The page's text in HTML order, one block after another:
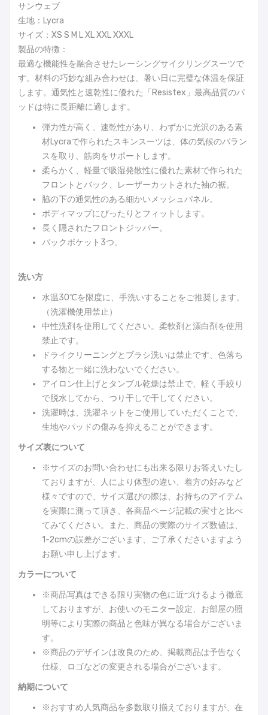
サンウェブ
生地：Lycra
サイズ：XS S M L XL XXL XXXL
製品の特徴：
最適な機能性を融合させたレーシングサイクリングスーツで
す。材料の巧妙な組み合わせは、暑い日に完璧な体温を保証
します。通気性と速乾性に優れた「Resistex」最高品質のパ
ッドは特に長距離に適します。
弾力性が高く、速乾性があり、わずかに光沢のある素
材Lycraで作られたスキンスーツは、体の気候のバラン
スを取り、筋肉をサポートします。
柔らかく、軽量で吸湿発散性に優れた素材で作られた
フロントとバック、レーザーカットされた袖の裾。
脇の下の通気性のある細かいメッシュパネル。
ボディマップにぴったりとフィットします。
長く隠されたフロントジッパー。
バックポケット3つ。
洗い方
水温30℃を限度に、手洗いすることをご推奨します。
（洗濯機使用禁止）
中性洗剤を使用してください。柔軟剤と漂白剤を使用
禁止です。
ドライクリーニングとブラシ洗いは禁止です、色落ち
する物と一緒に洗わないでください。
アイロン仕上げとタンブル乾燥は禁止で、軽く手絞り
で脱水してから、つり干しで干してください。
洗濯時は、洗濯ネットをご使用していただくことで、
生地やパッドの傷みを抑えることができます。
サイズ表について
※サイズのお問い合わせにも出来る限りお答えいたし
ておりますが、人により体型の違い、着方の好みなど
様々ですので、サイズ選びの際は、お持ちのアイテム
を実際に測って頂き、各商品ページ記載の実寸と比べ
てみてください。また、商品の実際のサイズ数値は、
1-2cmの誤差がございます、ご了承くださいますよう
お願い申し上げます。
カラーについて
※商品写真はできる限り実物の色に近づけるよう徹底
しておりますが、お使いのモニター設定、お部屋の照
明等により実際の商品と色味が異なる場合がございま
す。
※商品のデザインは改良のため、掲載商品は予告なく
仕様、ロゴなどの変更される場合がございます。
納期について
※おすすめ人気商品を多数取り揃えておりますが、在